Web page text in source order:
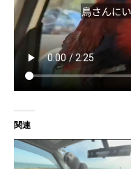
関連